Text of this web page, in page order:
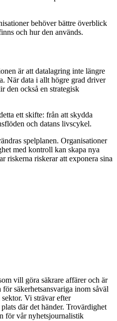
behöver bättre överblick
och hur den används.
är att datalagring inte längre
När data i allt högre grad driver
den också en strategisk
ett skifte: från att skydda
och datans livscykel.
spelplanen. Organisationer
med kontroll kan skapa nya
riskerna riskerar att exponera sina
vill göra säkrare affärer och är
säkerhetsansvariga inom såväl
Vi strävar efter
där det händer. Trovärdighet
för vår nyhetsjournalistik